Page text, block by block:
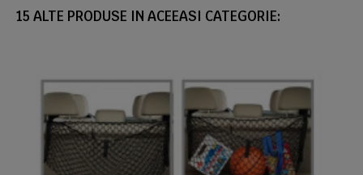
15 ALTE PRODUSE IN ACEEASI CATEGORIE: